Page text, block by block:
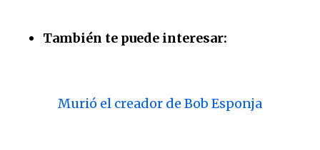
También te puede interesar:
Murió el creador de Bob Esponja